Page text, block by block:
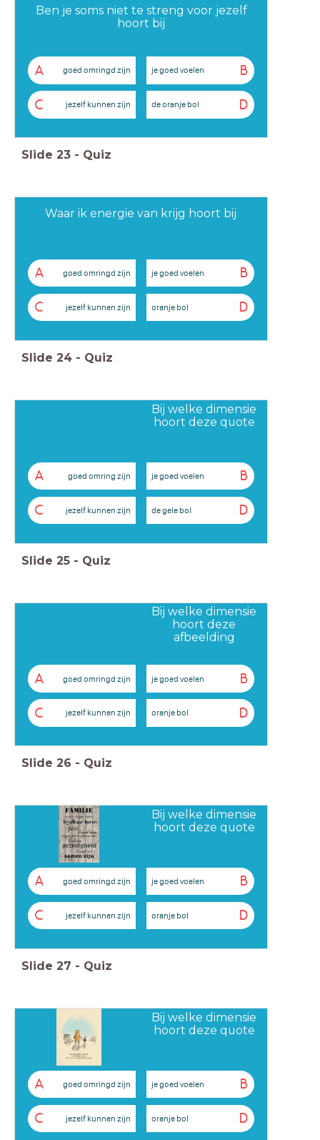
Ben je soms niet te streng voor jezelf
hoort bij
A goed omringd zijn B
je goed voelen
C jezelf kunnen zijn D
de oranje bol
Slide 23 - Quiz
Waar ik energie van krijg hoort bij
A goed omringd zijn B
je goed voelen
C jezelf kunnen zijn D
oranje bol
Slide 24 - Quiz
Bij welke dimensie
hoort deze quote
A goed omring zijn B
je goed voelen
C jezelf kunnen zijn D
de gele bol
Slide 25 - Quiz
Bij welke dimensie
hoort deze
afbeelding
A goed omringd zijn B
je goed voelen
C jezelf kunnen zijn D
oranje bol
Slide 26 - Quiz
Bij welke dimensie
hoort deze quote
A goed omringd zijn B
je goed voelen
C jezelf kunnen zijn D
oranje bol
Slide 27 - Quiz
Bij welke dimensie
hoort deze quote
A goed omringd zijn B
je goed voelen
C jezelf kunnen zijn D
oranje bol